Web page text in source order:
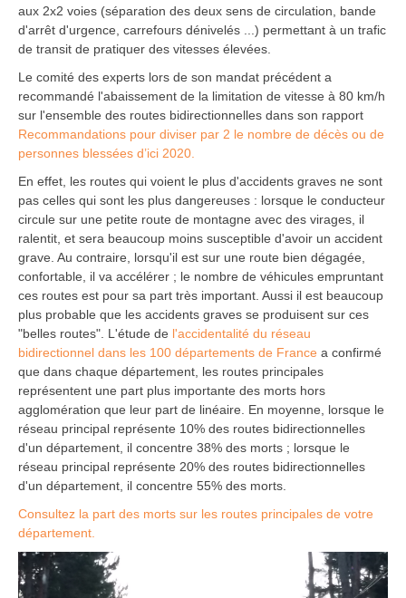
aux 2x2 voies (séparation des deux sens de circulation, bande
d'arrêt d'urgence, carrefours dénivelés ...) permettant à un trafic
de transit de pratiquer des vitesses élevées.
Le comité des experts lors de son mandat précédent a
recommandé l'abaissement de la limitation de vitesse à 80 km/h
sur l'ensemble des routes bidirectionnelles dans son rapport
Recommandations pour diviser par 2 le nombre de décès ou de
personnes blessées d’ici 2020.
En effet, les routes qui voient le plus d'accidents graves ne sont
pas celles qui sont les plus dangereuses : lorsque le conducteur
circule sur une petite route de montagne avec des virages, il
ralentit, et sera beaucoup moins susceptible d'avoir un accident
grave. Au contraire, lorsqu'il est sur une route bien dégagée,
confortable, il va accélérer ; le nombre de véhicules empruntant
ces routes est pour sa part très important. Aussi il est beaucoup
plus probable que les accidents graves se produisent sur ces
"belles routes". L'étude de l'accidentalité du réseau
bidirectionnel dans les 100 départements de France a confirmé
que dans chaque département, les routes principales
représentent une part plus importante des morts hors
agglomération que leur part de linéaire. En moyenne, lorsque le
réseau principal représente 10% des routes bidirectionnelles
d'un département, il concentre 38% des morts ; lorsque le
réseau principal représente 20% des routes bidirectionnelles
d'un département, il concentre 55% des morts.
Consultez la part des morts sur les routes principales de votre
département.